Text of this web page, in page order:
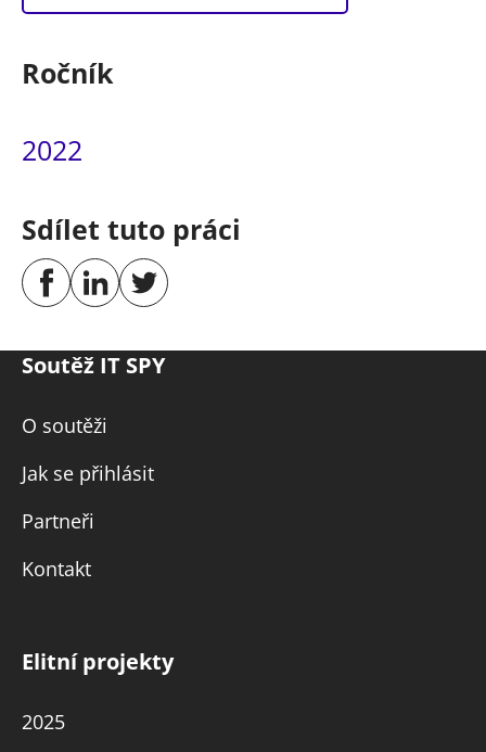
Ročník
2022
Sdílet tuto práci
Soutěž IT SPY
O soutěži
Jak se přihlásit
Partneři
Kontakt
Elitní projekty
2025